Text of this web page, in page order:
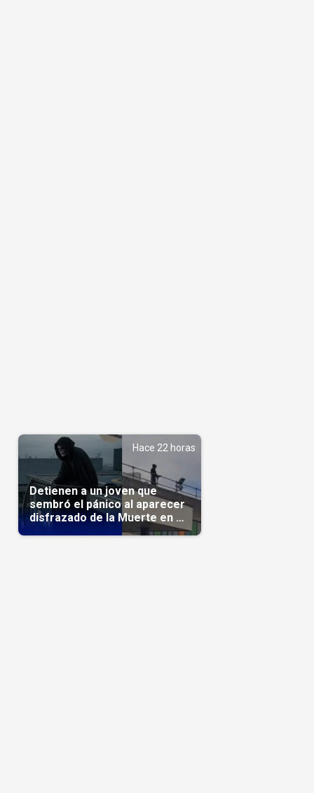
Hace 22 horas
Detienen a un joven que
sembró el pánico al aparecer
disfrazado de la Muerte en un